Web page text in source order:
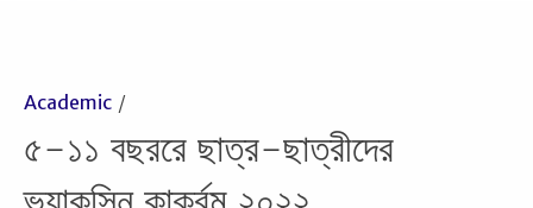
Academic
৫-১১ বছররে ছাত্র-ছাত্রীদের